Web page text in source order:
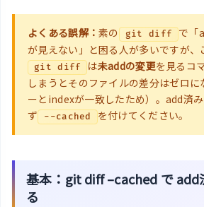
よくある誤解：素の git diff
で「
が見えない」と困る人が多いですが、
git diff は未addの変更を見るコ
しまうとそのファイルの差分はゼロに
ーとindexが一致したため）。add済
ず
--cached を付けてください。
基本：git diff –cached で add
る